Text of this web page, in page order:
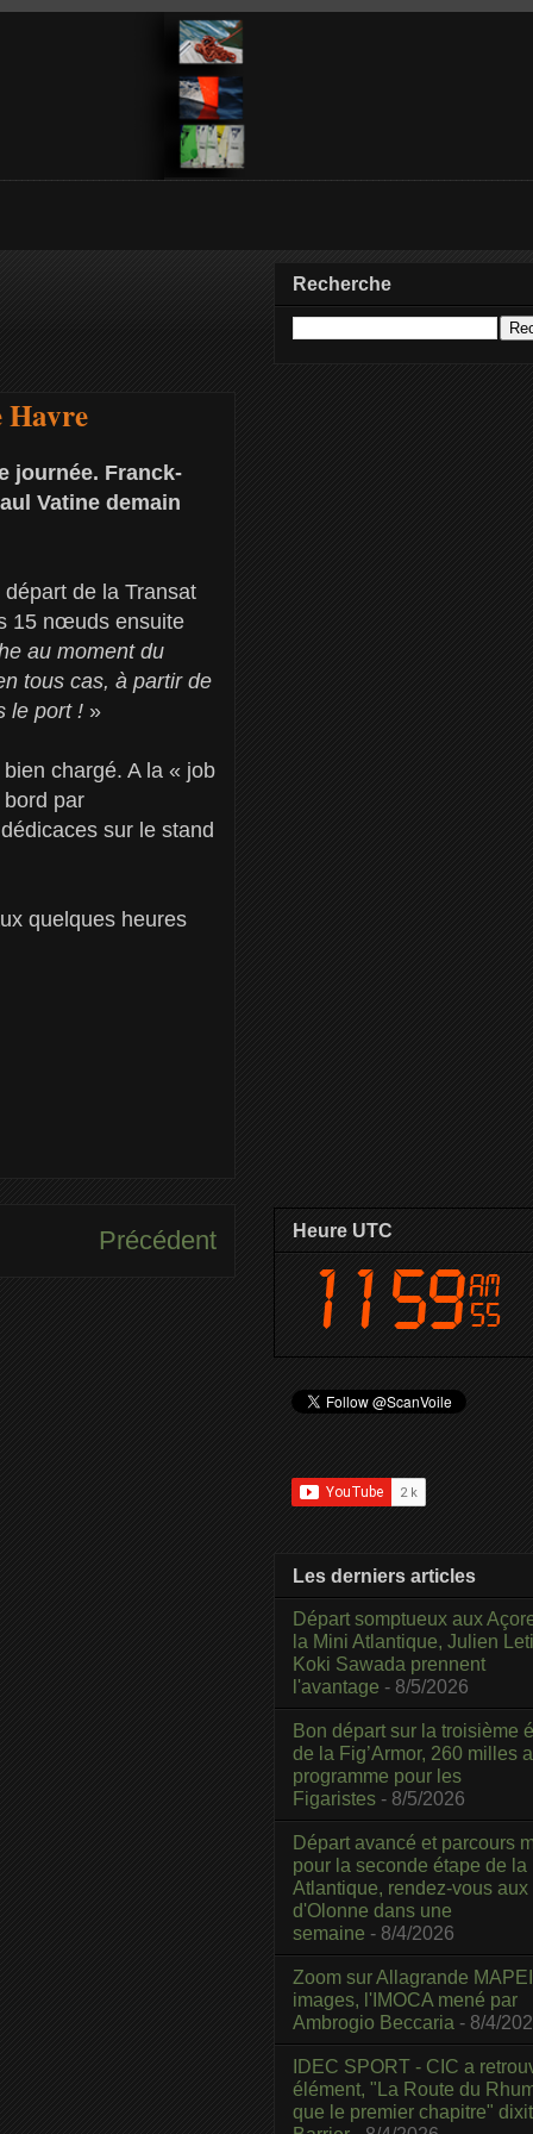
Havre
journée. Franck-
Vatine demain
de la Transat
15 nœuds ensuite
au moment du
tous cas, à partir de
le port ! »
chargé. A la « job
bord par
sur le stand
quelques heures
Précédent
Recherche
Heure UTC
Les derniers articles
Départ somptueux aux
la Mini Atlantique, Julien
Koki Sawada prennent
l'avantage - 8/5/2026
Bon départ sur la troisième
de la Fig’Armor, 260 milles
programme pour les
Figaristes - 8/5/2026
Départ avancé et parcours
pour la seconde étape de la
Atlantique, rendez-vous
d'Olonne dans une
semaine - 8/4/2026
Zoom sur Allagrande
images, l'IMOCA mené par
Ambrogio Beccaria - 8/4/
IDEC SPORT - CIC a
élément, "La Route du
que le premier chapitre"